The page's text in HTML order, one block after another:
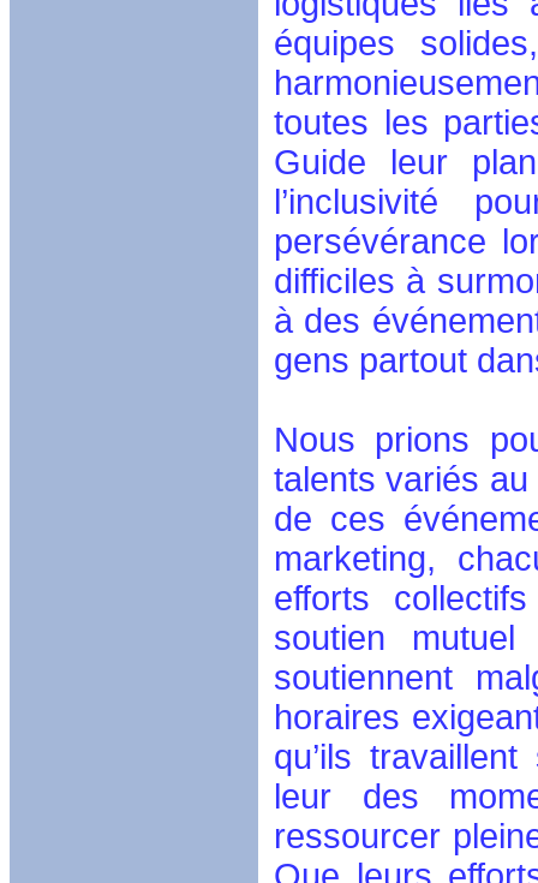
équipes
toutes les
Guide leur
l’inclusivité
persévérance
difficiles à
à des
gens partout
Nous prions
talents variés
de ces
marketing,
efforts
soutien
soutiennent
horaires
qu’ils
leur des
ressourcer